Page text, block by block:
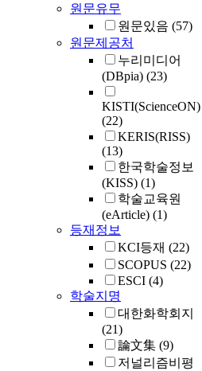
원문유무
원문있음 (57)
원문제공처
누리미디어
(DBpia) (23)
KISTI(ScienceON)
(22)
KERIS(RISS)
(13)
한국학술정보
(KISS) (1)
학술교육원
(eArticle) (1)
등재정보
KCI등재 (22)
SCOPUS (22)
ESCI (4)
학술지명
대한화학회지
(21)
論文集 (9)
저널리즘비평